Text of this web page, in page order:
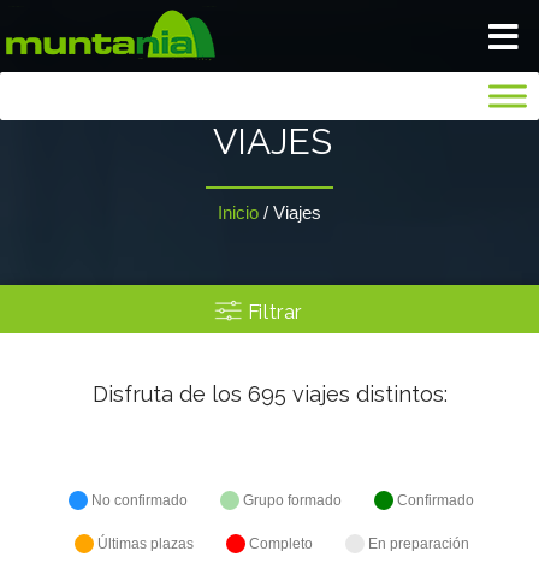
INICIO
NOSOTROS
GALERIA
TIENDA
VIAJES
Inicio / Viajes
Filtrar
Disfruta de los 695 viajes distintos:
No confirmado Grupo formado Confirmado
Últimas plazas Completo En preparación